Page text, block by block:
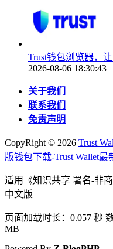
Trust钱包浏览器，
2026-08-06 18:30:43
关于我们
联系我们
免责声明
CopyRight © 2026 Trust
版钱包下载-Trust Wallet最
适用《知识共享 署名-非
中文版
页面加载时长：0.057 秒
MB